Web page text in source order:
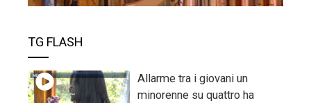
TG FLASH
Allarme tra i giovani un
minorenne su quattro ha